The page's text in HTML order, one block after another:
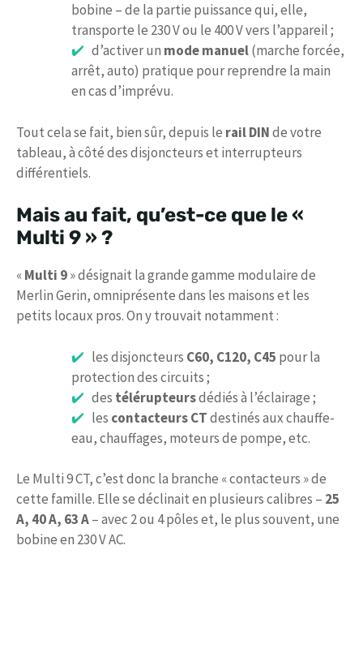
bobine – de la partie puissance qui, elle,
transporte le 230 V ou le 400 V vers l’appareil ;
d’activer un mode manuel(marche forcée,
arrêt, auto) pratique pour reprendre la main
en cas d’imprévu.
Tout cela se fait, bien sûr, depuis le rail DINde votre
tableau, à côté des disjoncteurs et interrupteurs
différentiels.
Mais au fait, qu’est-ce que le «
Multi 9 » ?
«Multi 9» désignait la grande gamme modulaire de
Merlin Gerin, omniprésente dans les maisons et les
petits locaux pros. On y trouvait notamment :
les disjoncteurs C60, C120, C45 pour la
protection des circuits ;
des télérupteursdédiés à l’éclairage ;
les contacteurs CTdestinés aux chauffe-
eau, chauffages, moteurs de pompe, etc.
Le Multi 9 CT, c’est donc la branche « contacteurs » de
cette famille. Elle se déclinait en plusieurs calibres – 25
A, 40 A, 63 A– avec 2 ou 4 pôles et, le plus souvent, une
bobine en 230 V AC.